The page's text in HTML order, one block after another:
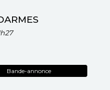
Bande-annonce